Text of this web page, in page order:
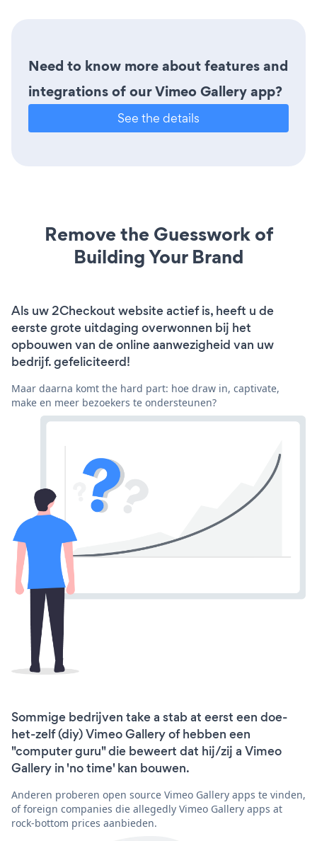
Need to know more about features and
integrations of our Vimeo Gallery app?
See the details
Remove the Guesswork of
Building Your Brand
Als uw 2Checkout website actief is, heeft u de
eerste grote uitdaging overwonnen bij het
opbouwen van de online aanwezigheid van uw
bedrijf. gefeliciteerd!
Maar daarna komt the hard part: hoe draw in, captivate,
make en meer bezoekers te ondersteunen?
Sommige bedrijven take a stab at eerst een doe-
het-zelf (diy) Vimeo Gallery of hebben een
"computer guru" die beweert dat hij/zij a Vimeo
Gallery in 'no time' kan bouwen.
Anderen proberen open source Vimeo Gallery apps te vinden,
of foreign companies die allegedly Vimeo Gallery apps at
rock-bottom prices aanbieden.